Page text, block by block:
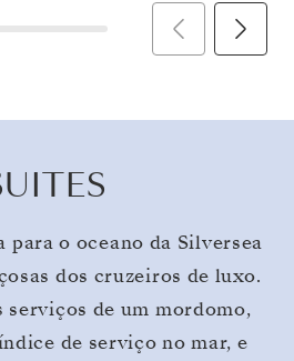
para o oceano da Silversea
dos cruzeiros de luxo.
serviços de um mordomo,
de serviço no mar, e